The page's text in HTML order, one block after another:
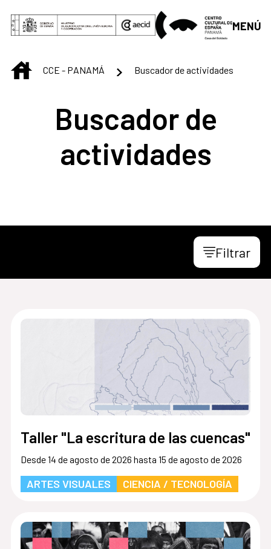
Saltar al contenido principal
MENÚ
INICIOCCE - PANAMÁ Buscador de actividades
Buscador de
actividades
Filtrar
Taller "La escritura de las cuencas"
Desde 14 de agosto de 2026 hasta 15 de agosto de 2026
ARTES VISUALES CIENCIA / TECNOLOGÍA